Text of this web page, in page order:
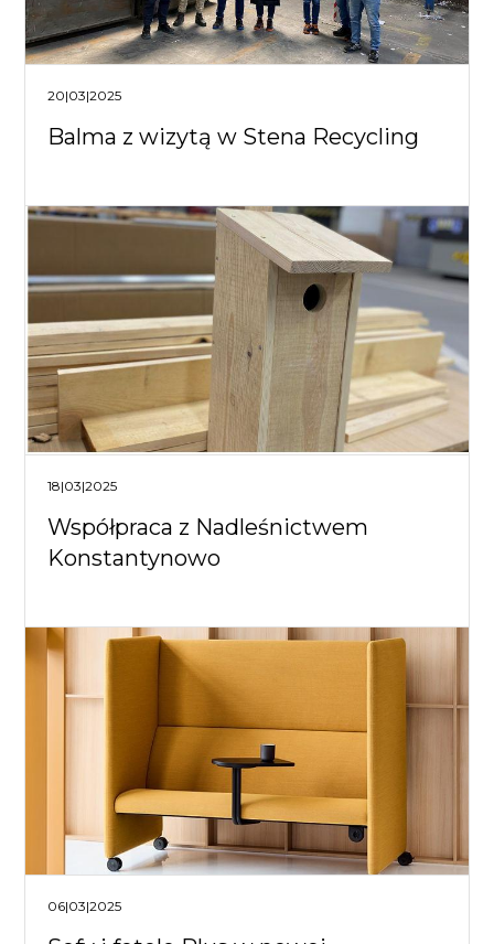
20|03|2025
Balma z wizytą w Stena Recycling
18|03|2025
Współpraca z Nadleśnictwem
Konstantynowo
06|03|2025